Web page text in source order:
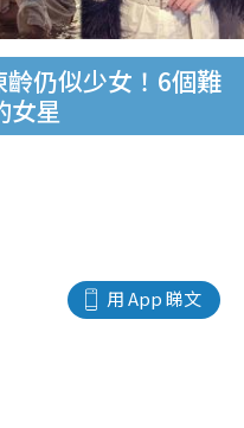
仍似少女！6個難
女星
用 App 睇文